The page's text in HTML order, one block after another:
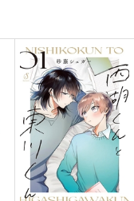
株式投資部へようこ
そ！(4)
East Cafeteria
440円（税込）
サンプル
作品詳細